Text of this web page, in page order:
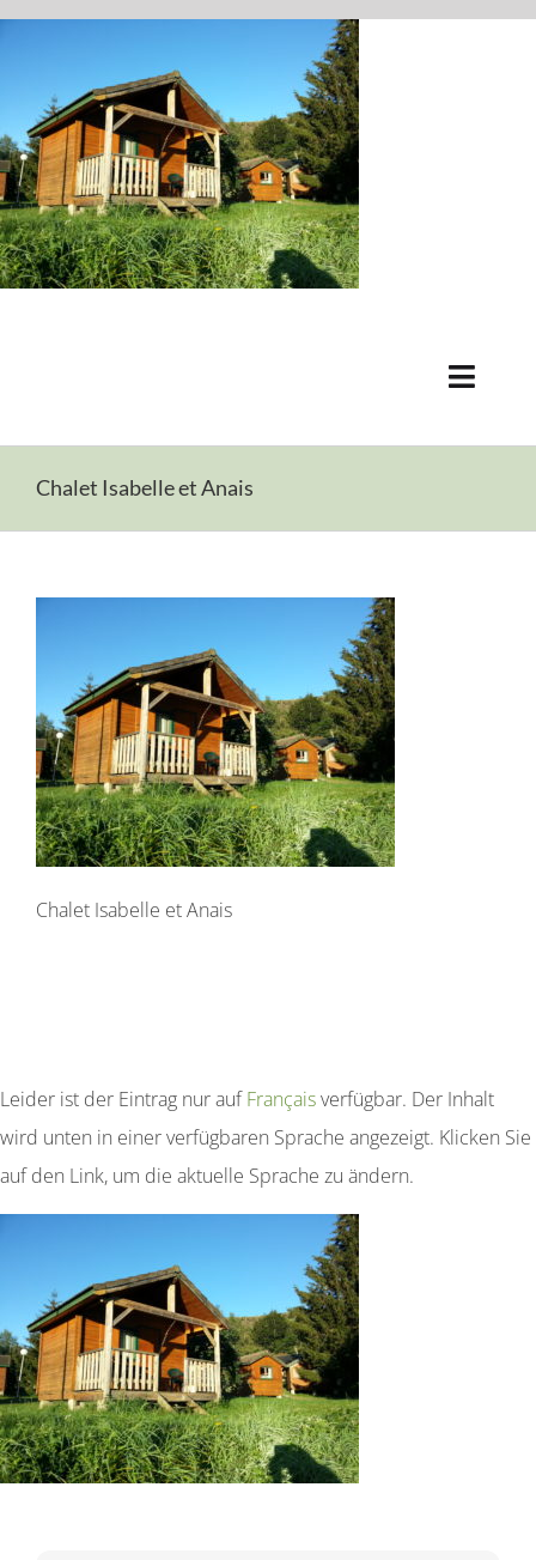
Skip
content
Toggle
Camping
Unterkunft
Galeriefotos
Reservierungen
Kontakt
Sprache:
Chalet Isabelle et Anais
Chalet Isabelle et Anais
Leider ist der Eintrag nur aufFrançaisverfügbar. Der Inhalt
wird unten in einer verfügbaren Sprache angezeigt. Klicken Sie
auf den Link, um die aktuelle Sprache zu ändern.